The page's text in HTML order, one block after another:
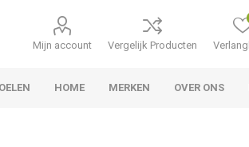
Mijn account Vergelijk Producten
HOME MERKEN OVER ONS